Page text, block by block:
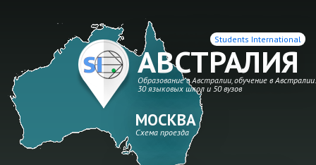
АВСТРАЛИЯ
Образование в Австралии, обучение в Австралии.
30 языковых школ и 50 вузов
Students International
МОСКВА
Схема проезда